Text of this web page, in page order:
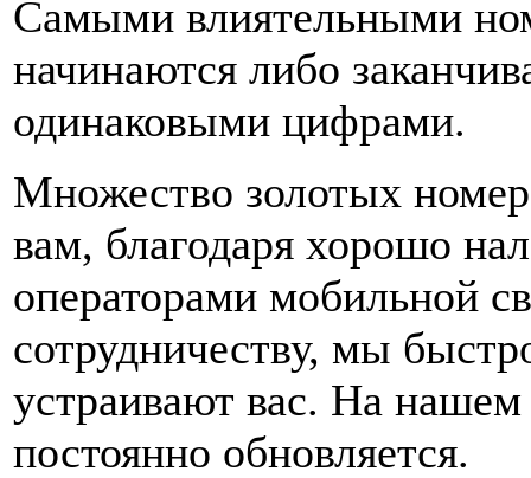
Самыми влиятельными
начинаются либо
одинаковыми цифрами.
Множество золотых
вам, благодаря хорошо
операторами мобильной
сотрудничеству, мы
устраивают вас. На
постоянно обновляется.